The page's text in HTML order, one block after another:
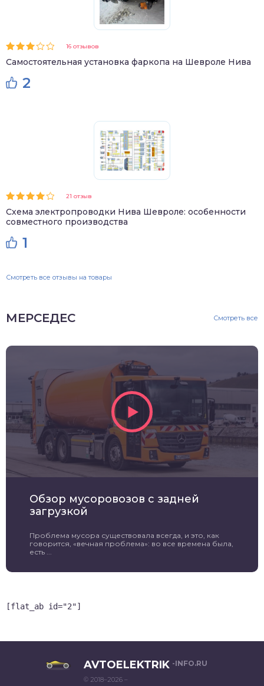
16 отзывов
Самостоятельная установка фаркопа на Шевроле Нива
2
21 отзыв
Схема электропроводки Нива Шевроле: особенности
совместного производства
1
Смотреть все отзывы на товары
МЕРСЕДЕС Смотреть все
Обзор мусоровозов с задней
загрузкой
Проблема мусора существовала всегда, и это, как
говорится, «вечная проблема»: во все времена была,
есть ...
[flat_ab id="2"]
AVTOELEKTRIK -INFO.RU
© 2018–2026 –